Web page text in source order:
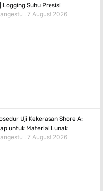
Logging Suhu Presisi
7 August 2026
Uji Kekerasan Shore A:
untuk Material Lunak
7 August 2026